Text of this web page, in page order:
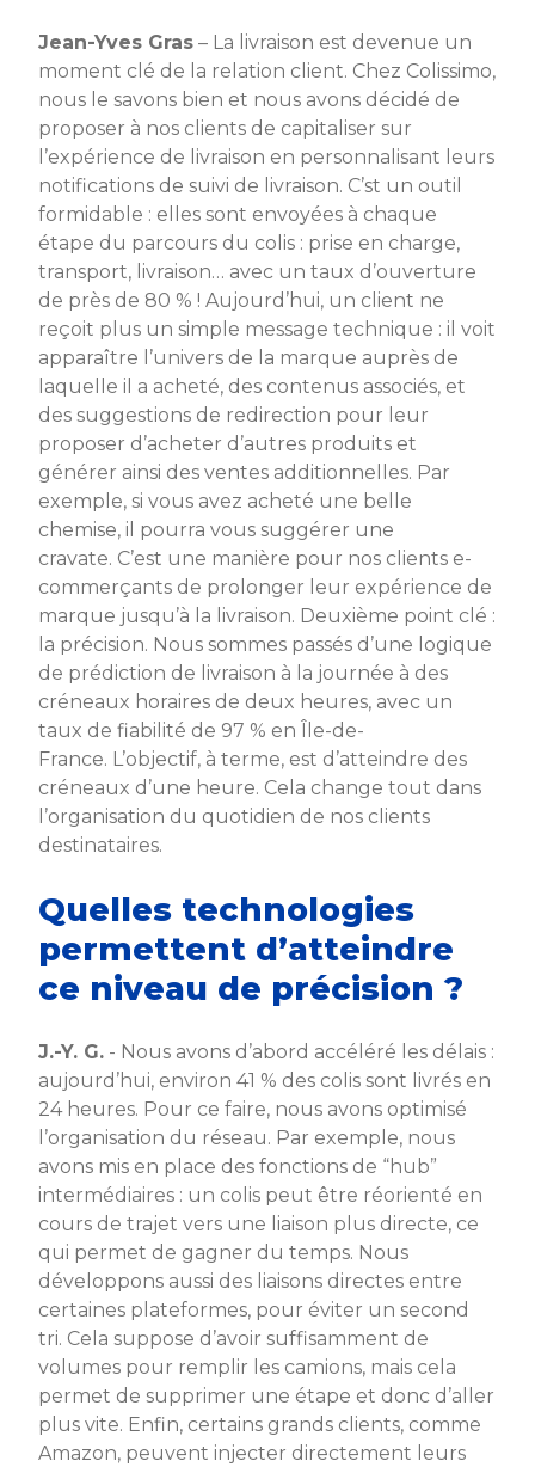
Jean-Yves Gras – La livraison est devenue un
moment clé de la relation client. Chez Colissimo,
nous le savons bien et nous avons décidé de
proposer à nos clients de capitaliser sur
l’expérience de livraison en personnalisant leurs
notifications de suivi de livraison. C’st un outil
formidable : elles sont envoyées à chaque
étape du parcours du colis : prise en charge,
transport, livraison… avec un taux d’ouverture
de près de 80 % ! Aujourd’hui, un client ne
reçoit plus un simple message technique : il voit
apparaître l’univers de la marque auprès de
laquelle il a acheté, des contenus associés, et
des suggestions de redirection pour leur
proposer d’acheter d’autres produits et
générer ainsi des ventes additionnelles. Par
exemple, si vous avez acheté une belle
chemise, il pourra vous suggérer une
cravate. C’est une manière pour nos clients e-
commerçants de prolonger leur expérience de
marque jusqu’à la livraison. Deuxième point clé :
la précision. Nous sommes passés d’une logique
de prédiction de livraison à la journée à des
créneaux horaires de deux heures, avec un
taux de fiabilité de 97 % en Île-de-
France. L’objectif, à terme, est d’atteindre des
créneaux d’une heure. Cela change tout dans
l’organisation du quotidien de nos clients
destinataires.
Quelles technologies
permettent d’atteindre
ce niveau de précision ?
J.-Y. G. - Nous avons d’abord accéléré les délais :
aujourd’hui, environ 41 % des colis sont livrés en
24 heures. Pour ce faire, nous avons optimisé
l’organisation du réseau. Par exemple, nous
avons mis en place des fonctions de “hub”
intermédiaires : un colis peut être réorienté en
cours de trajet vers une liaison plus directe, ce
qui permet de gagner du temps. Nous
développons aussi des liaisons directes entre
certaines plateformes, pour éviter un second
tri. Cela suppose d’avoir suffisamment de
volumes pour remplir les camions, mais cela
permet de supprimer une étape et donc d’aller
plus vite. Enfin, certains grands clients, comme
Amazon, peuvent injecter directement leurs